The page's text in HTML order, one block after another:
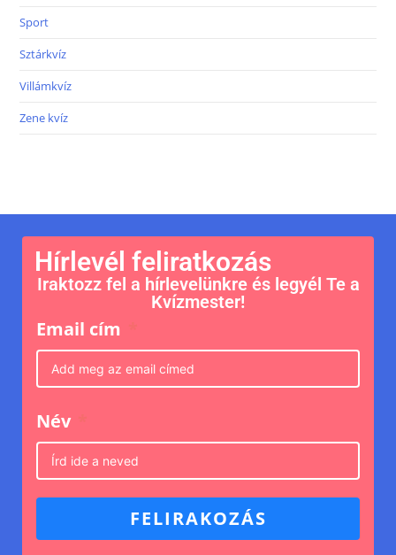
Sport
Sztárkvíz
Villámkvíz
Zene kvíz
Hírlevél feliratkozás
Iraktozz fel a hírlevelünkre és legyél Te a
Kvízmester!
Email cím
Név
FELIRAKOZÁS